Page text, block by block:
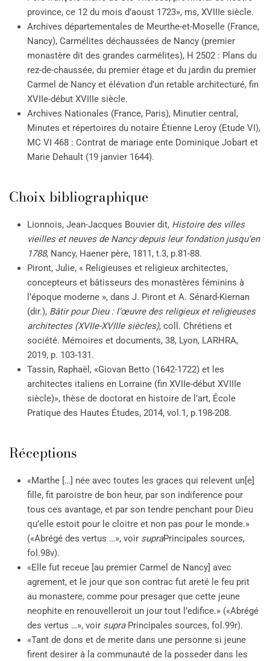
province, ce 12 du mois d’aoust 1723», ms, XVIIIe siècle.
Archives départementales de Meurthe-et-Moselle (France,
Nancy), Carmélites déchaussées de Nancy (premier
monastère dit des grandes carmélites), H 2502 : Plans du
rez-de-chaussée, du premier étage et du jardin du premier
Carmel de Nancy et élévation d’un retable architecturé, fin
XVIIe-début XVIIIe siècle.
Archives Nationales (France, Paris), Minutier central,
Minutes et répertoires du notaire Étienne Leroy (Etude VI),
MC VI 468 : Contrat de mariage ente Dominique Jobart et
Marie Dehault (19 janvier 1644).
Choix bibliographique
Lionnois, Jean-Jacques Bouvier dit, Histoire des villes
vieilles et neuves de Nancy depuis leur fondation jusqu’en
1788, Nancy, Haener père, 1811, t.3, p.81-88.
Piront, Julie, « Religieuses et religieux architectes,
concepteurs et bâtisseurs des monastères féminins à
l’époque moderne », dans J. Piront et A. Sénard-Kiernan
(dir.), Bâtir pour Dieu : l’œuvre des religieux et religieuses
architectes (XVIIe-XVIIIe siècles), coll. Chrétiens et
société. Mémoires et documents, 38, Lyon, LARHRA,
2019, p. 103-131.
Tassin, Raphaël, «Giovan Betto (1642-1722) et les
architectes italiens en Lorraine (fin XVIIe-début XVIIIe
siècle)», thèse de doctorat en histoire de l’art, École
Pratique des Hautes Études, 2014, vol.1, p.198-208.
Réceptions
«Marthe […] née avec toutes les graces qui relevent un[e]
fille, fit paroistre de bon heur, par son indiference pour
tous ces avantage, et par son tendre penchant pour Dieu
qu’elle estoit pour le cloitre et non pas pour le monde.»
(«Abrégé des vertus …», voir supraPrincipales sources,
fol.98v).
«Elle fut receue [au premier Carmel de Nancy] avec
agrement, et le jour que son contrac fut areté le feu prit
au monastere, comme pour presager que cette jeune
neophite en renouvelleroit un jour tout l’edifice.» («Abrégé
des vertus …», voir supraPrincipales sources, fol.99r).
«Tant de dons et de merite dans une personne si jeune
firent desirer à la communauté de la posseder dans les